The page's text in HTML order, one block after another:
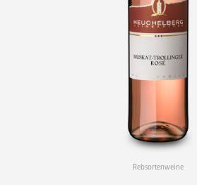
Rebsortenweine